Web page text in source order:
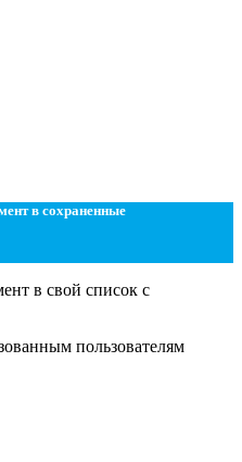
в сохраненные
в свой список с
пользователям